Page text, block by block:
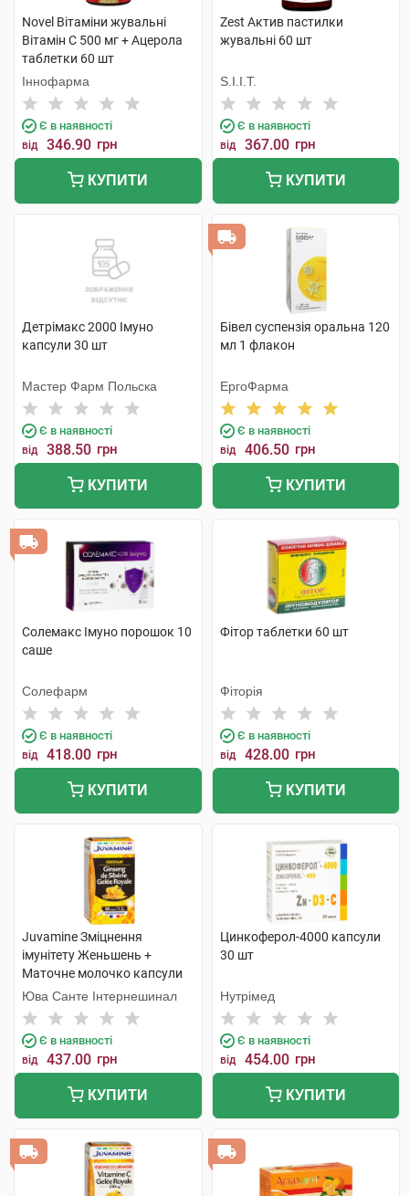
Novel Вітаміни жувальні
Вітамін C 500 мг + Ацерола
таблетки 60 шт
Іннофарма
Є в наявності
від 346.90 грн
КУПИТИ
Zest Актив пастилки
жувальні 60 шт
S.I.I.T.
Є в наявності
від 367.00 грн
КУПИТИ
Детрімакс 2000 Імуно
капсули 30 шт
Мастер Фарм Польска
Є в наявності
від 388.50 грн
КУПИТИ
Бівел суспензія оральна 120
мл 1 флакон
ЕргоФарма
Є в наявності
від 406.50 грн
КУПИТИ
Солемакс Імуно порошок 10
саше
Солефарм
Є в наявності
від 418.00 грн
КУПИТИ
Фітор таблетки 60 шт
Фіторія
Є в наявності
від 428.00 грн
КУПИТИ
Juvamine Зміцнення
імунітету Женьшень +
Маточне молочко капсули
30 шт
Юва Санте Інтернешинал
Є в наявності
від 437.00 грн
КУПИТИ
Цинкоферол-4000 капсули
30 шт
Нутрімед
Є в наявності
від 454.00 грн
КУПИТИ